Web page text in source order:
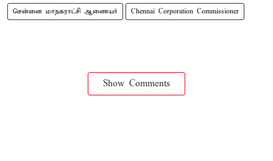
சென்னை மாநகராட்சி ஆணையர் Chennai Corporation Commissioner
Show Comments